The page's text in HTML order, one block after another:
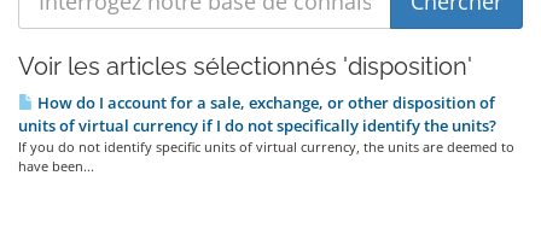
Voir les articles sélectionnés 'disposition'
How do I account for a sale, exchange, or other disposition of
units of virtual currency if I do not specifically identify the units?
If you do not identify specific units of virtual currency, the units are deemed to
have been...